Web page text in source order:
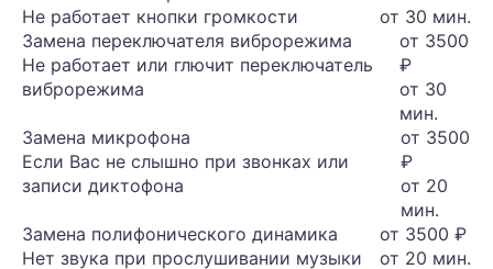
Не работает кнопки громкости
от 30 мин.
Замена переключателя виброрежима
Не работает или глючит переключатель
виброрежима
от 3500
₽
от 30
мин.
Замена микрофона
Если Вас не слышно при звонках или
записи диктофона
от 3500
₽
от 20
мин.
Замена полифонического динамика
Нет звука при прослушивании музыки
от 3500 ₽
от 20 мин.